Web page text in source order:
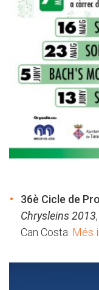
36è Cicle de
Chrysleins 2013
Can Costa. Més